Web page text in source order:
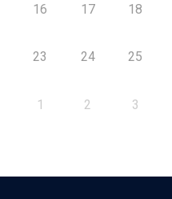
16 17 18
23 24 25
1 2 3